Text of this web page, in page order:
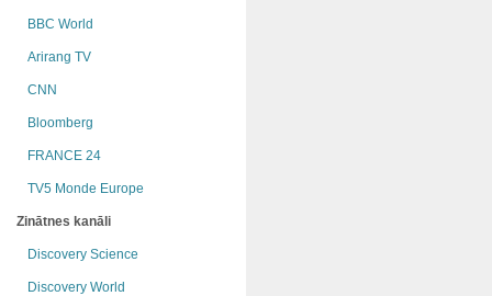
BBC World
Arirang TV
CNN
Bloomberg
FRANCE 24
TV5 Monde Europe
Zinātnes kanāli
Discovery Science
Discovery World